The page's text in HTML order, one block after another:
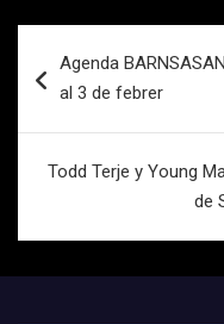
de
Agenda
al 3 de febrer
Todd Terje y Young
de